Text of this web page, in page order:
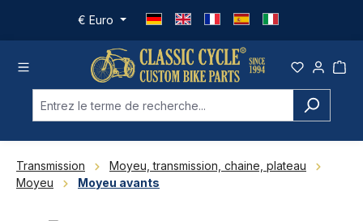
Passer au contenu principal
€ Euro
Transmission
Moyeu, transmission, chaine, plateau
Moyeu
Moyeu avants